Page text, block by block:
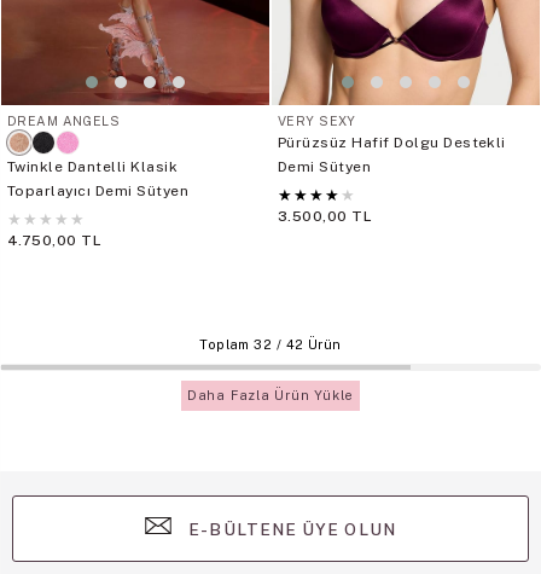
DREAM ANGELS
Twinkle Dantelli Klasik
Toparlayıcı Demi Sütyen
★ ★ ★ ★ ★
4.750,00 TL
VERY SEXY
Pürüzsüz Hafif Dolgu Destekli
Demi Sütyen
★ ★ ★ ★ ★
3.500,00 TL
Toplam32 / 42 Ürün
Daha Fazla Ürün Yükle
E-BÜLTENE ÜYE OLUN